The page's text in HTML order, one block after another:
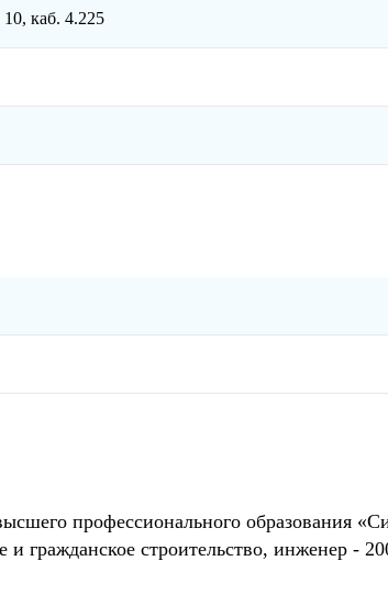
каб. 4.225
профессионального образования
строительство, инженер -